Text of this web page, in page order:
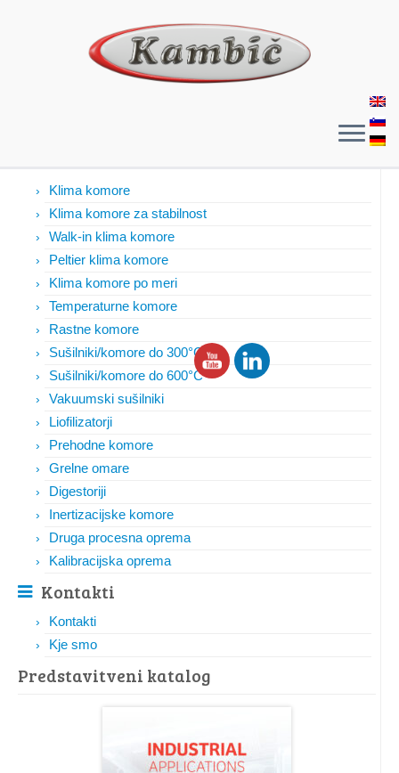
Klima komore
Klima komore za stabilnost
Walk-in klima komore
Peltier klima komore
Klima komore po meri
Temperaturne komore
Rastne komore
Sušilniki/komore do 300°C
Sušilniki/komore do 600°C
Vakuumski sušilniki
Liofilizatorji
Prehodne komore
Grelne omare
Digestoriji
Inertizacijske komore
Druga procesna oprema
Kalibracijska oprema
Kontakti
Kontakti
Kje smo
Predstavitveni katalog​​